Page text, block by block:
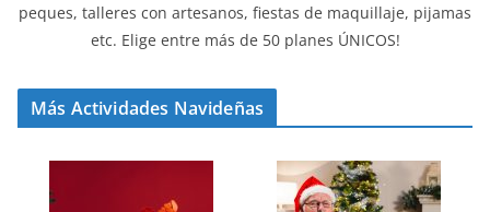
peques, talleres con artesanos, fiestas de maquillaje, pijamas
etc. Elige entre más de 50 planes ÚNICOS!
Más Actividades Navideñas